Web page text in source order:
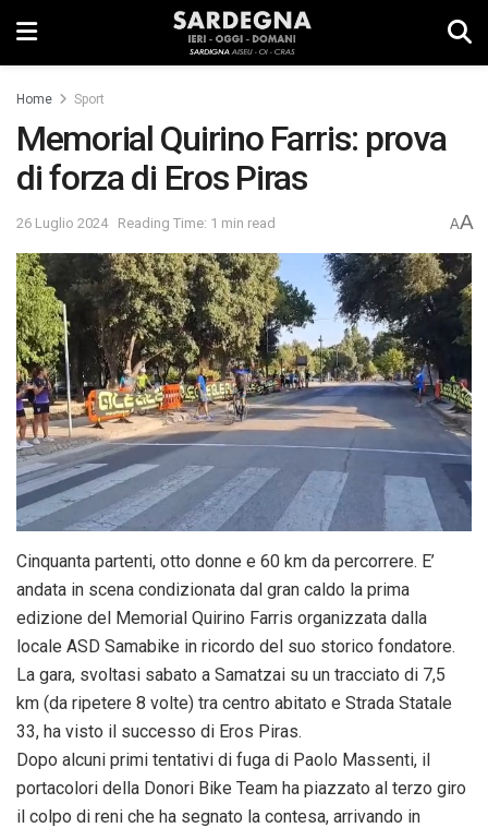
Home Sport
Memorial Quirino Farris: prova
di forza di Eros Piras
26 Luglio 2024 Reading Time: 1 min read AA
Cinquanta partenti, otto donne e 60 km da percorrere. E’
andata in scena condizionata dal gran caldo la prima
edizione del Memorial Quirino Farris organizzata dalla
locale ASD Samabike in ricordo del suo storico fondatore.
La gara, svoltasi sabato a Samatzai su un tracciato di 7,5
km (da ripetere 8 volte) tra centro abitato e Strada Statale
33, ha visto il successo di Eros Piras.
Dopo alcuni primi tentativi di fuga di Paolo Massenti, il
portacolori della Donori Bike Team ha piazzato al terzo giro
il colpo di reni che ha segnato la contesa, arrivando in